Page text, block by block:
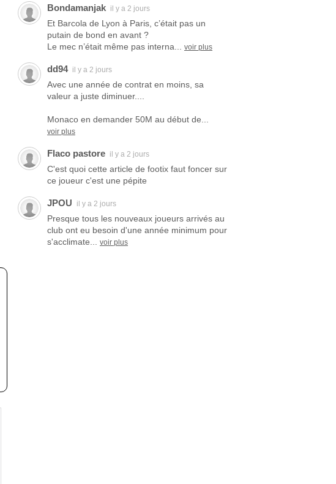
Bondamanjak il y a 2 jours
Et Barcola de Lyon à Paris, c’était pas un
putain de bond en avant ?
Le mec n’était même pas interna...
voir plus
dd94 il y a 2 jours
Avec une année de contrat en moins, sa
valeur a juste diminuer....
Monaco en demander 50M au début de...
voir plus
Flaco pastore il y a 2 jours
C'est quoi cette article de footix faut foncer sur
ce joueur c'est une pépite
JPOU il y a 2 jours
Presque tous les nouveaux joueurs arrivés au
club ont eu besoin d'une année minimum pour
s'acclimate...
voir plus